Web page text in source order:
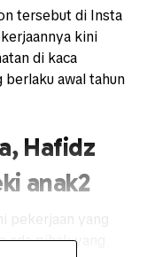
tersebut di Insta
kini
di kaca
awal tahun
Hafidz
anak2
pekerjaan yang
pihak yang